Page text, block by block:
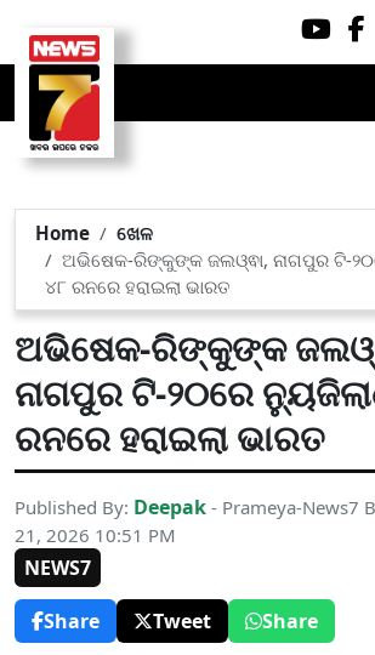
Home
ଖେଳ
ଅଭିଷେକ-ରିଙ୍କୁଙ୍କ ଜଲଓ୍ଵା, ନାଗପୁର ଟି-
୪୮ ରନରେ ହରାଇଲା ଭାରତ
ଅଭିଷେକ-ରିଙ୍କୁଙ୍କ
ନାଗପୁର ଟି-୨୦ରେ
ରନରେ ହରାଇଲା ଭାରତ
Published By: Deepak - Prameya-News7
21, 2026 10:51 PM
NEWS7
Share
Tweet Share